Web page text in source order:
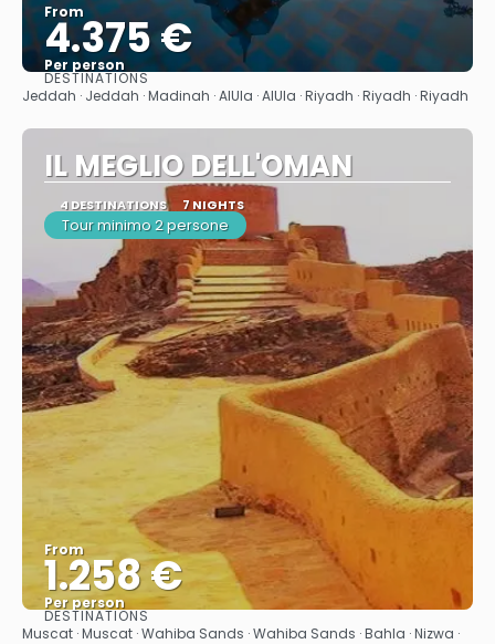
From
4.375 €
Per person
See
DESTINATIONS
Jeddah · Jeddah · Madinah · AlUla · AlUla · Riyadh · Riyadh · Riyadh
IL MEGLIO DELL'OMAN
4 DESTINATIONS 7 NIGHTS
Tour minimo 2 persone
From
1.258 €
Per person
See
DESTINATIONS
Muscat · Muscat · Wahiba Sands · Wahiba Sands · Bahla · Nizwa ·